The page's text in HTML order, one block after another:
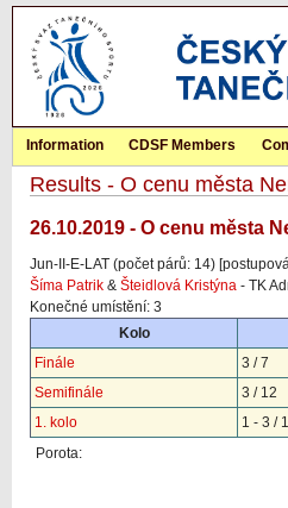
Information CDSF Members
Results - O cenu města
26.10.2019 - O cenu města
Jun-II-E-LAT (počet párů: 14)
Šíma Patrik & Šteidlová Kristýna - TK
Konečné umístění: 3
Kolo
Finále
3 / 7
Semifinále
3 / 12
1. kolo
1 - 3 /
Porota: